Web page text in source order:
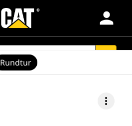
person
more_vert
Rundtur